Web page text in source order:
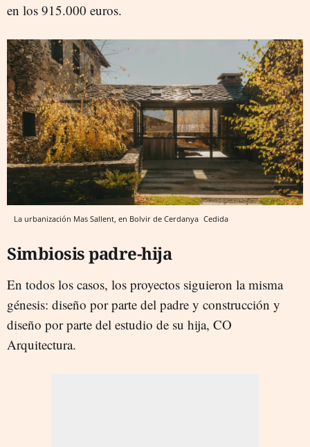
en los 915.000 euros.
La urbanización Mas Sallent, en Bolvir de Cerdanya Cedida
Simbiosis padre-hija
En todos los casos, los proyectos siguieron la misma
génesis: diseño por parte del padre y construcción y
diseño por parte del estudio de su hija, CO
Arquitectura.